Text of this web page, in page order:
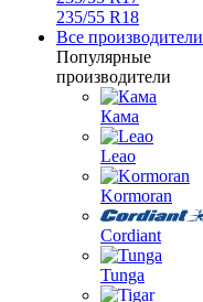
235/55 R18
Все производители
Популярные
производители
Кама
Leao
Kormoran
Cordiant
Tunga